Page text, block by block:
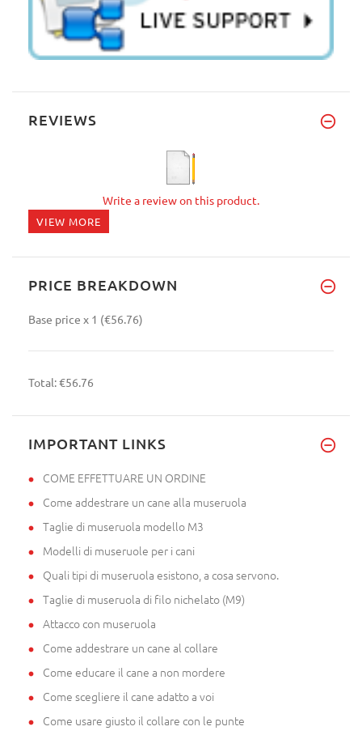
REVIEWS
Write a review on this product.
VIEW MORE
PRICE BREAKDOWN
Base price x 1 (€56.76)
Total:€56.76
IMPORTANT LINKS
COME EFFETTUARE UN ORDINE
Come addestrare un cane alla museruola
Taglie di museruola modello M3
Modelli di museruole per i cani
Quali tipi di museruola esistono, a cosa servono.
Taglie di museruola di filo nichelato (M9)
Attacco con museruola
Come addestrare un cane al collare
Come educare il cane a non mordere
Come scegliere il cane adatto a voi
Come usare giusto il collare con le punte